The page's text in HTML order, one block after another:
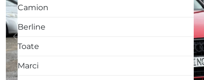
Camion
Berline
Toate
Marci